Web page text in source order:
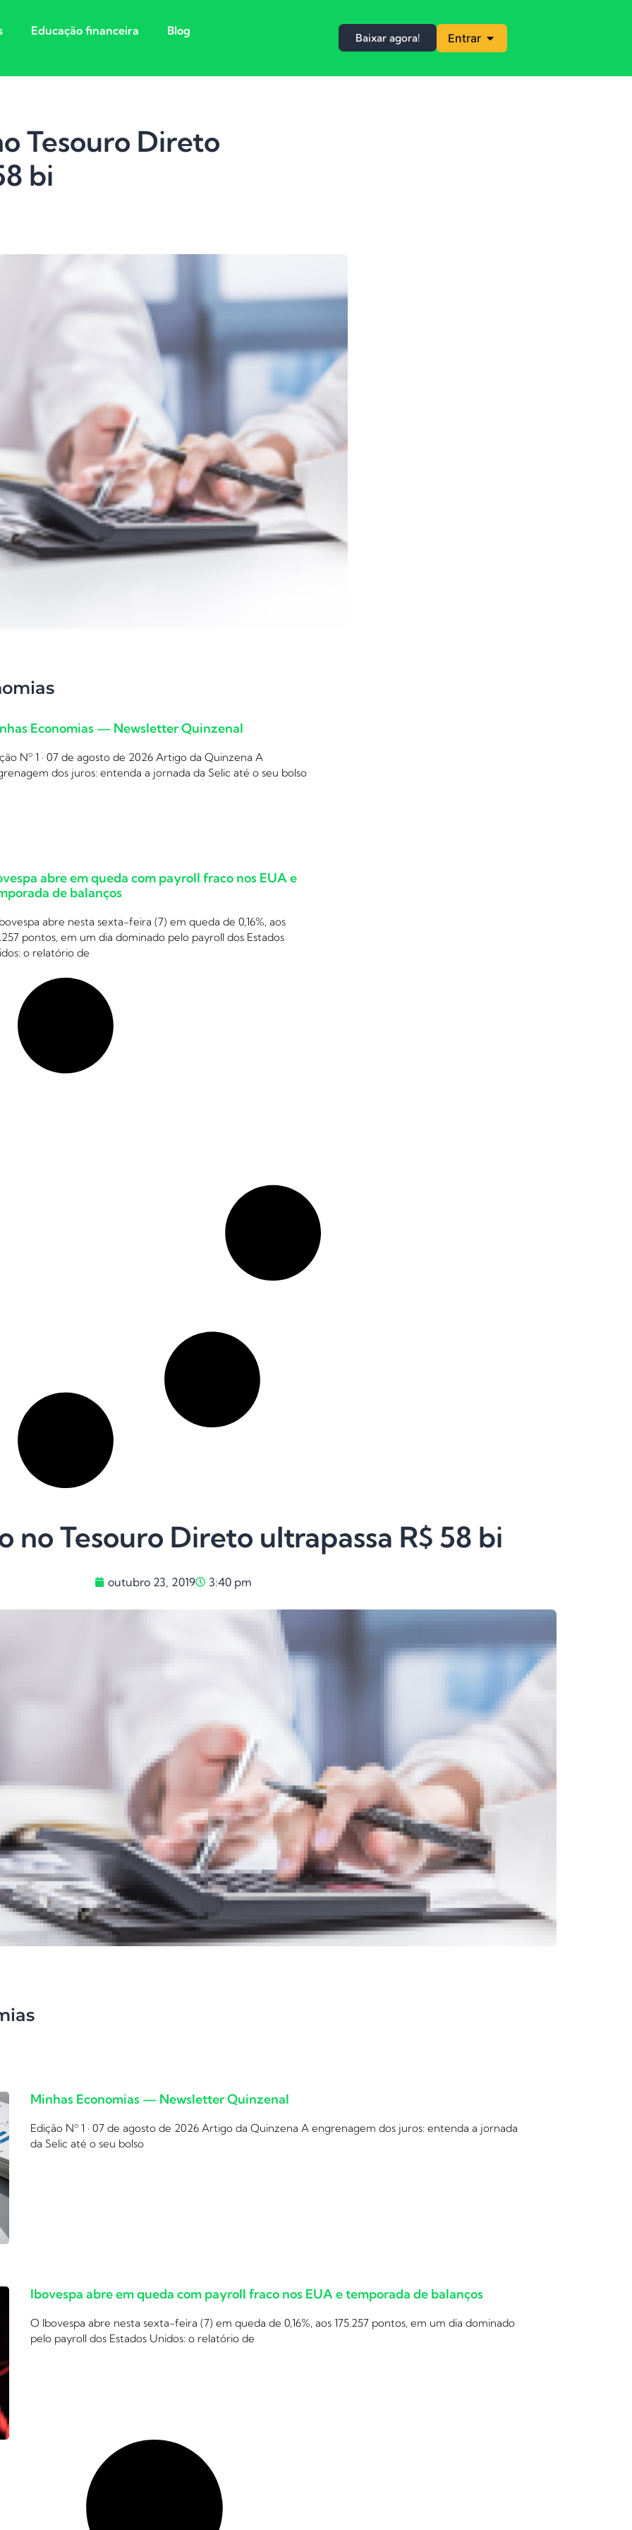
Educação financeira Blog
Baixar agora! Entrar
Tesouro Direto
bi
Economias — Newsletter Quinzenal
Nº 1 · 07 de agosto de 2026 Artigo da Quinzena A
dos juros: entenda a jornada da Selic até o seu bolso
abre em queda com payroll fraco nos EUA e
de balanços
abre nesta sexta-feira (7) em queda de 0,16%, aos
pontos, em um dia dominado pelo payroll dos Estados
o relatório de
no Tesouro Direto ultrapassa R$ 58 bi
outubro 23, 2019 3:40 pm
Minhas Economias — Newsletter Quinzenal
Edição Nº 1 · 07 de agosto de 2026 Artigo da Quinzena A engrenagem dos juros: entenda a jornada
da Selic até o seu bolso
Ibovespa abre em queda com payroll fraco nos EUA e temporada de balanços
O Ibovespa abre nesta sexta-feira (7) em queda de 0,16%, aos 175.257 pontos, em um dia dominado
pelo payroll dos Estados Unidos: o relatório de